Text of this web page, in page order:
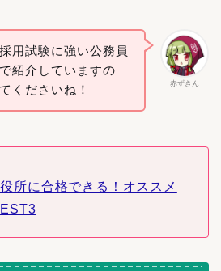
赤ずきん
用試験に強い公務員
紹介していますの
くださいね！
所に合格できる！オススメ